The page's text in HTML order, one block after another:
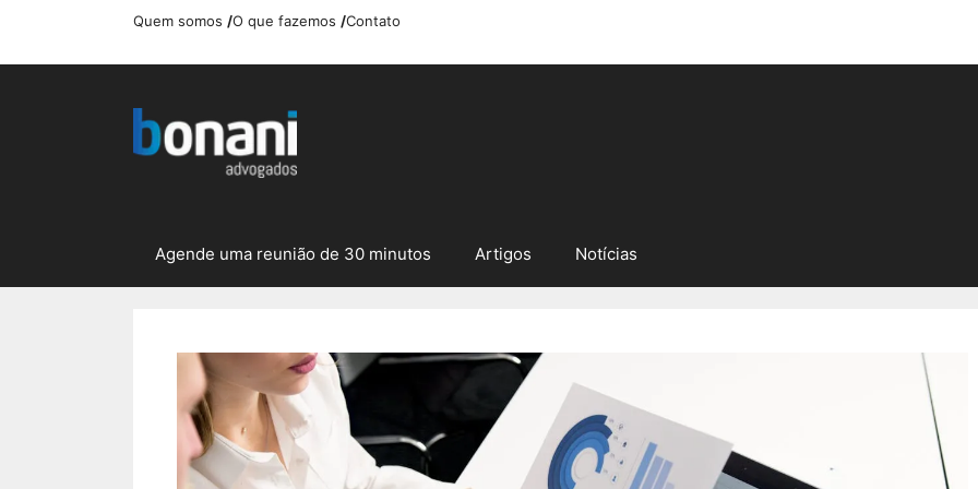
o
Quem somos /O que fazemos /Contato
Agende uma reunião de 30 minutos Artigos Notícias